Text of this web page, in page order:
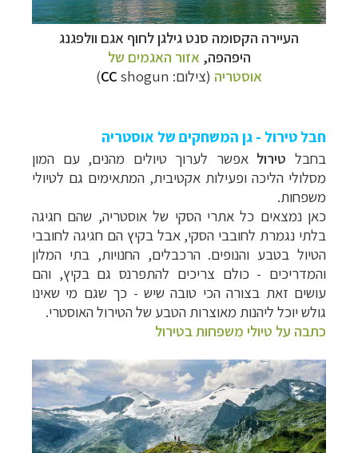
העיירה הקסומה סנט גילגן לחוף אגם וולפגנג
היפהפה, אזור האגמים של
אוסטריה (צילום: CC shogun)
חבל טירול - גן המשחקים של אוסטריה
בחבל טירולאפשר לערוך טיולים מהנים, עם המון
מסלולי הליכה ופעילות אקטיבית, המתאימים גם לטיולי
משפחות.
כאן נמצאים כל אתרי הסקי של אוסטריה, שהם חגיגה
בלתי נגמרת לחובבי הסקי, אבל בקיץ הם חגיגה לחובבי
הטיול בטבע והנופים. הרכבלים, החנויות, בתי המלון
והמדריכים - כולם צריכים להתפרנס גם בקיץ, והם
עושים זאת בצורה הכי טובה שיש - כך שגם מי שאינו
גולש יוכל ליהנות מאוצרות הטבע של הטירול האוסטרי.
כתבה על טיולי משפחות בטירול